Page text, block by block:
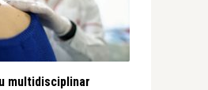
multidisciplinar